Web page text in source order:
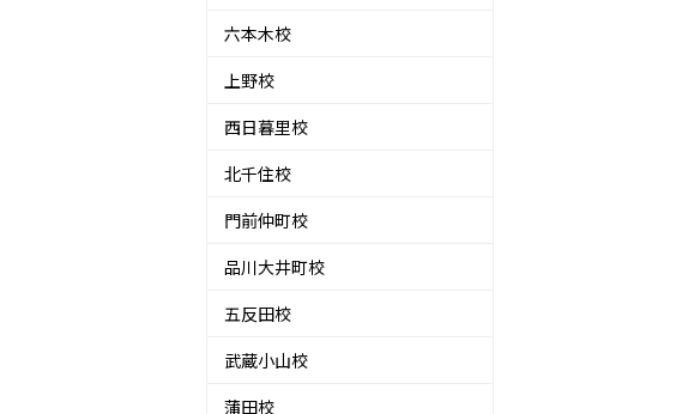
六本木校
上野校
西日暮里校
北千住校
門前仲町校
品川大井町校
五反田校
武蔵小山校
蒲田校